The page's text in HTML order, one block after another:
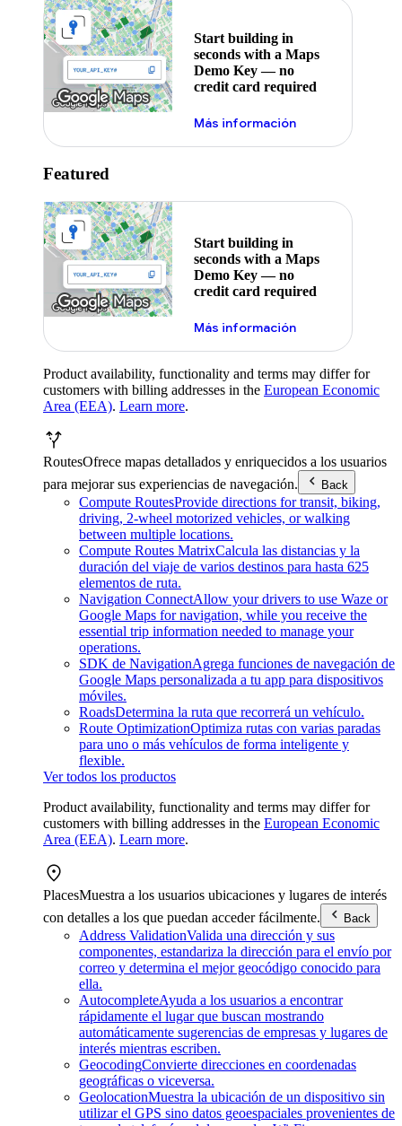
Start building in
seconds with a Maps
Demo Key — no
credit card required
Más información
Featured
Start building in
seconds with a Maps
Demo Key — no
credit card required
Más información
Product availability, functionality and terms may differ for
customers with billing addresses in the European Economic
Area (EEA). Learn more.
RoutesOfrece mapas detallados y enriquecidos a los usuarios
para mejorar sus experiencias de navegación.
Back
Compute RoutesProvide directions for transit, biking,
driving, 2-wheel motorized vehicles, or walking
between multiple locations.
Compute Routes MatrixCalcula las distancias y la
duración del viaje de varios destinos para hasta 625
elementos de ruta.
Navigation ConnectAllow your drivers to use Waze or
Google Maps for navigation, while you receive the
essential trip information needed to manage your
operations.
SDK de NavigationAgrega funciones de navegación de
Google Maps personalizada a tu app para dispositivos
móviles.
RoadsDetermina la ruta que recorrerá un vehículo.
Route OptimizationOptimiza rutas con varias paradas
para uno o más vehículos de forma inteligente y
flexible.
Ver todos los productos
Product availability, functionality and terms may differ for
customers with billing addresses in the European Economic
Area (EEA). Learn more.
PlacesMuestra a los usuarios ubicaciones y lugares de interés
con detalles a los que puedan acceder fácilmente.
Back
Address ValidationValida una dirección y sus
componentes, estandariza la dirección para el envío por
correo y determina el mejor geocódigo conocido para
ella.
AutocompleteAyuda a los usuarios a encontrar
rápidamente el lugar que buscan mostrando
automáticamente sugerencias de empresas y lugares de
interés mientras escriben.
GeocodingConvierte direcciones en coordenadas
geográficas o viceversa.
GeolocationMuestra la ubicación de un dispositivo sin
utilizar el GPS sino datos geoespaciales provenientes de